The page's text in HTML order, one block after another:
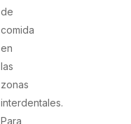
de
comida
en
las
zonas
interdentales.
Para